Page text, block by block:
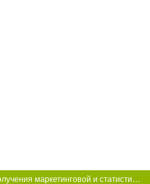
Этот сайт использует «cookies». Также сайт использует интернет-сервис для сбора технических данных касательно посетителей с целью получения маркетинговой и статистической информации. Условия обработки данных посетителей сайта см.